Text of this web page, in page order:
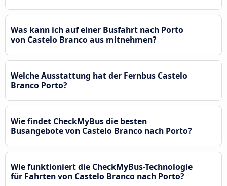
Was kann ich auf einer Busfahrt nach Porto
von Castelo Branco aus mitnehmen?
Welche Ausstattung hat der Fernbus Castelo
Branco Porto?
Wie findet CheckMyBus die besten
Busangebote von Castelo Branco nach Porto?
Wie funktioniert die CheckMyBus-Technologie
für Fahrten von Castelo Branco nach Porto?